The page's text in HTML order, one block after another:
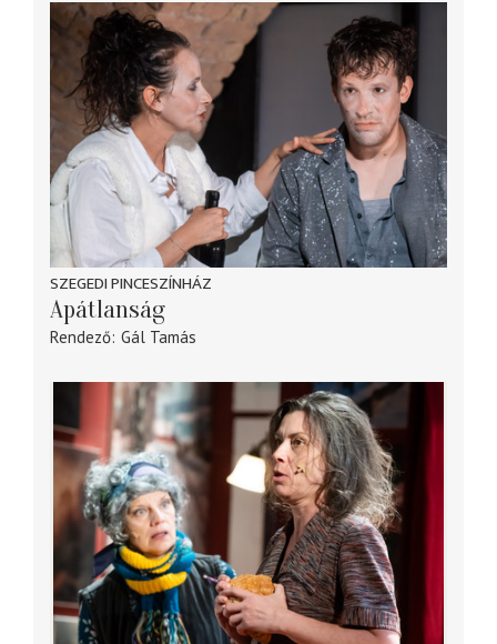
SZEGEDI PINCESZÍNHÁZ
Apátlanság
Rendező Gál Tamás